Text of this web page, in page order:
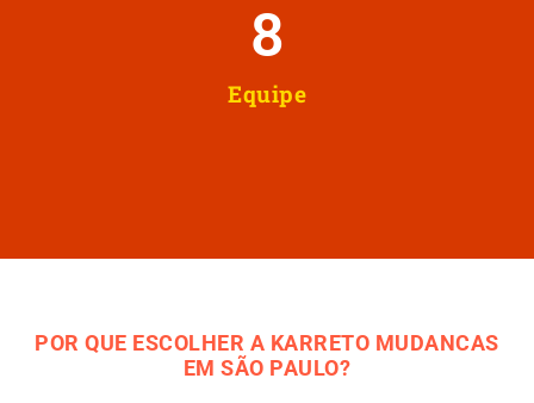
Equipe
8
POR QUE ESCOLHER A KARRETO MUDANCAS
EM SÃO PAULO?